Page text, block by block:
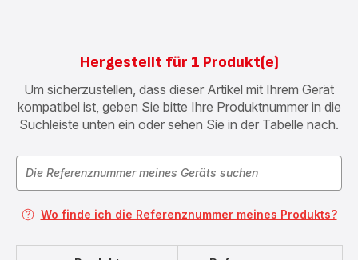
Hergestellt für 1 Produkt(e)
Um sicherzustellen, dass dieser Artikel mit Ihrem Gerät
kompatibel ist, geben Sie bitte Ihre Produktnummer in die
Suchleiste unten ein oder sehen Sie in der Tabelle nach.
Wo finde ich die Referenznummer meines Produkts?